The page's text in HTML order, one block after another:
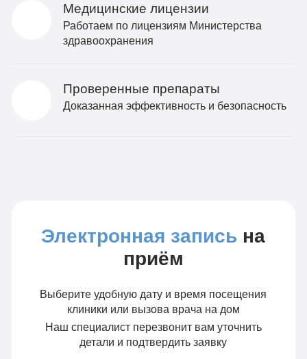
Медицинские лицензии
Работаем по лицензиям Министерства
здравоохранения
Проверенные препараты
Доказанная эффективность и безопасность
Электронная запись на
приём
Выберите удобную дату и время посещения
клиники или вызова врача на дом
Наш специалист перезвонит вам уточнить
детали и подтвердить заявку